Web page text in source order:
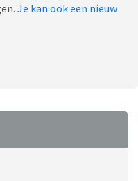
Je kan ook een nieuw